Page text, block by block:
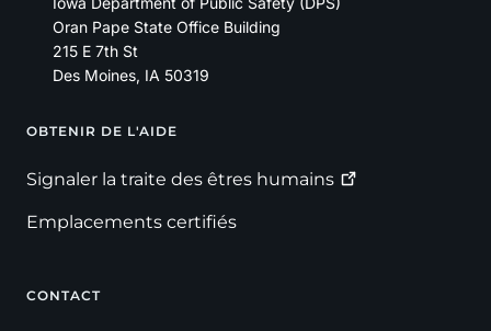
Oran Pape State Office Building
215 E 7th St
Des Moines, IA 50319
Footer
OBTENIR DE L'AIDE
Signaler la traite des êtres humains
Emplacements certifiés
CONTACT